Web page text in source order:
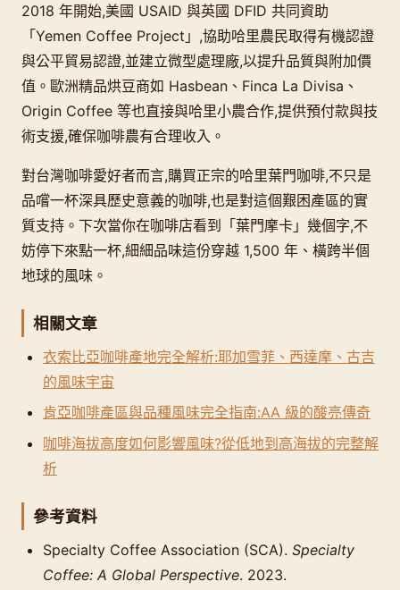
2018 年開始,美國 USAID 與英國 DFID 共同資助
「Yemen Coffee Project」,協助哈里農民取得有機認證
與公平貿易認證,並建立微型處理廠,以提升品質與附加價
值。歐洲精品烘豆商如 Hasbean、Finca La Divisa、
Origin Coffee 等也直接與哈里小農合作,提供預付款與技
術支援,確保咖啡農有合理收入。
對台灣咖啡愛好者而言,購買正宗的哈里葉門咖啡,不只是
品嚐一杯深具歷史意義的咖啡,也是對這個艱困產區的實
質支持。下次當你在咖啡店看到「葉門摩卡」幾個字,不
妨停下來點一杯,細細品味這份穿越 1,500 年、橫跨半個
地球的風味。
相關文章
衣索比亞咖啡產地完全解析:耶加雪菲、西達摩、古吉
的風味宇宙
肯亞咖啡產區與品種風味完全指南:AA 級的酸亮傳奇
咖啡海拔高度如何影響風味?從低地到高海拔的完整解
析
參考資料
Specialty Coffee Association (SCA). Specialty
Coffee: A Global Perspective. 2023.